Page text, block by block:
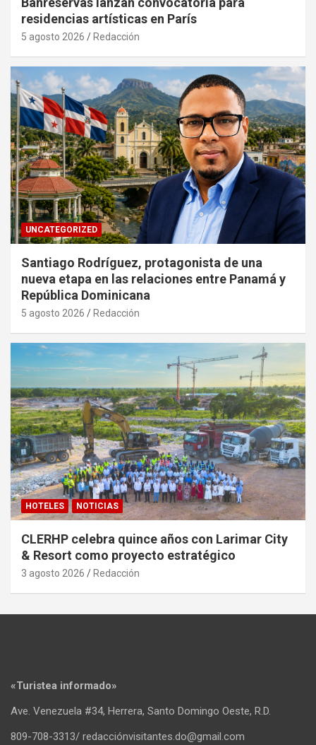
residencias artísticas en París
5 agosto 2026 Redacción
UNCATEGORIZED
Santiago Rodríguez, protagonista de una
nueva etapa en las relaciones entre Panamá y
República Dominicana
5 agosto 2026 Redacción
HOTELES NOTICIAS
CLERHP celebra quince años con Larimar City
& Resort como proyecto estratégico
3 agosto 2026 Redacción
«Turistea informado»
Ave. Venezuela #34, Herrera, Santo Domingo Oeste, R.D.
809-708-3313/ redacciónvisitantes.do@gmail.com